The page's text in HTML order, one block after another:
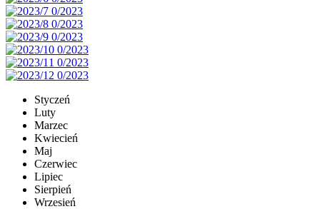
Styczeń
Luty
Marzec
Kwiecień
Maj
Czerwiec
Lipiec
Sierpień
Wrzesień